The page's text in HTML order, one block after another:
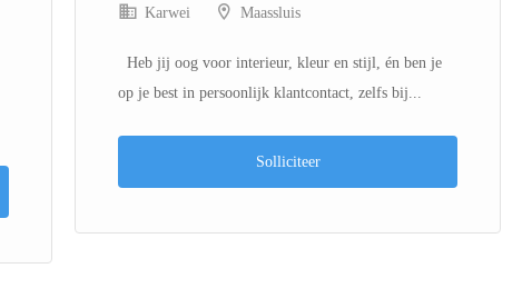
Karwei Maassluis
Heb jij oog voor interieur, kleur en stijl, én ben je
op je best in persoonlijk klantcontact, zelfs bij...
Solliciteer